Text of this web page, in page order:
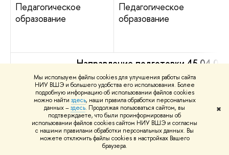
Мы используем файлы cookies для улучшения работы сайта
НИУ ВШЭ и большего удобства его использования. Более
подробную информацию об использовании файлов cookies
можно найти здесь, наши правила обработки персональных
данных –здесь. Продолжая пользоваться сайтом, вы
подтверждаете, что были проинформированы об
использовании файлов cookies сайтом НИУ ВШЭ и согласны
с нашими правилами обработки персональных данных. Вы
можете отключить файлы cookies в настройках Вашего
браузера.
✖
Педагогическое
образование
Педагогическое
образование
Направление подготовки 45.04.01
Русская литература и
компаративистика
Русская литература и
компаративистика
Литературное
Литературное